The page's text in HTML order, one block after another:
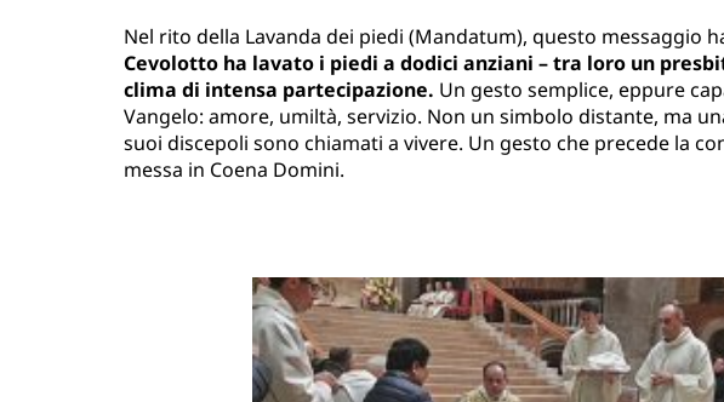
Nel rito della Lavanda dei piedi (Mandatum), questo messaggio
Cevolotto ha lavato i piedi a dodici anziani – tra loro un
clima di intensa partecipazione. Un gesto semplice, eppure
Vangelo: amore, umiltà, servizio. Non un simbolo distante, ma
suoi discepoli sono chiamati a vivere. Un gesto che precede la
messa in Coena Domini.